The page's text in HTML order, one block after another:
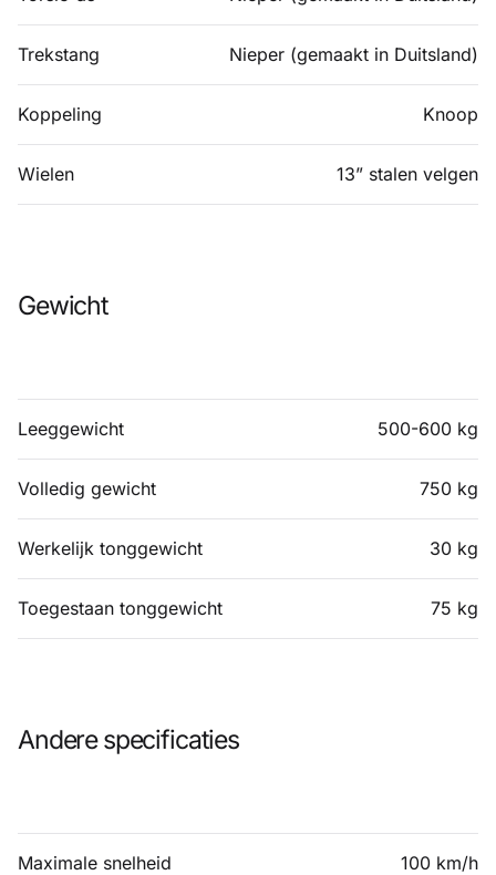
Trekstang Nieper (gemaakt in Duitsland)
Koppeling Knoop
Wielen 13” stalen velgen
Gewicht
Leeggewicht 500-600 kg
Volledig gewicht 750 kg
Werkelijk tonggewicht 30 kg
Toegestaan ​​tonggewicht 75 kg
Andere specificaties
Maximale snelheid 100 km/h